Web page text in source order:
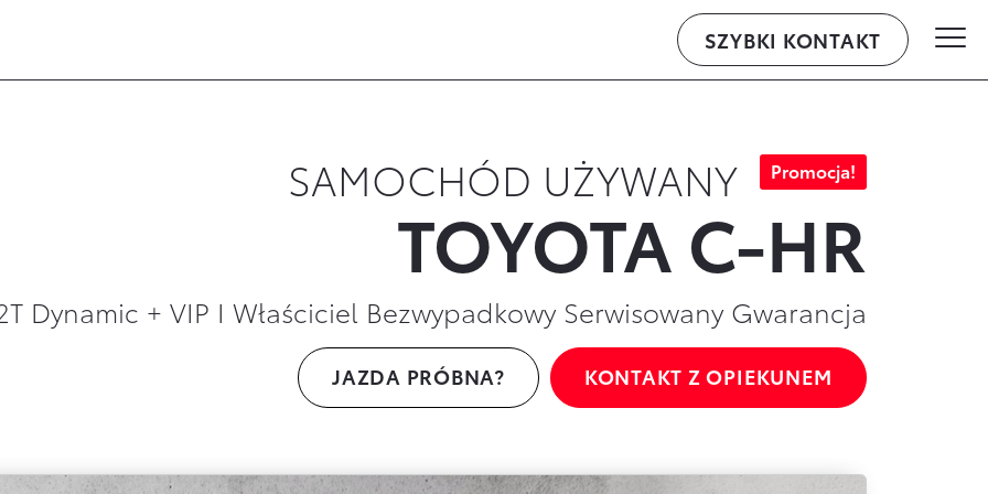
Gliwic, Zabrza lub Chorzowa? Zapraszamy do WALDER – ul.Knurowska 8, Zabrze
SZYBKI KONTAKT
Promocja!
SAMOCHÓD UŻYWANY
TOYOTA C-HR
Dynamic + VIP I Właściciel Bezwypadkowy Serwisowany Gwarancja
JAZDA PRÓBNA? KONTAKT Z OPIEKUNEM